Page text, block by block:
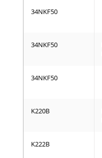
34NKF50
34NKF50
34NKF50
K220B
K222B